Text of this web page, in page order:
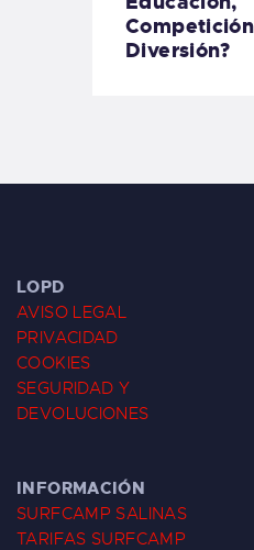
Diversión?
LOPD
AVISO LEGAL
PRIVACIDAD
COOKIES
SEGURIDAD Y
DEVOLUCIONES
INFORMACIÓN
SURFCAMP SALINAS
TARIFAS SURFCAMP